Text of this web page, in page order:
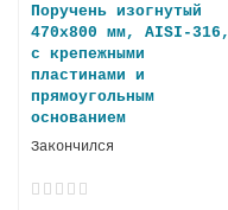
Поручень изогнутый
470х800 мм, AISI-316,
с крепежными
пластинами и
прямоугольным
основанием
Закончился